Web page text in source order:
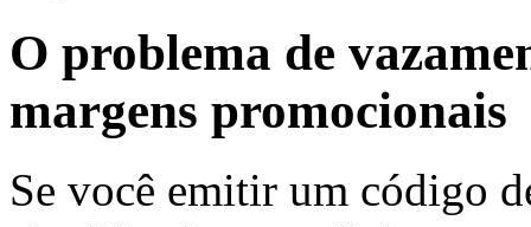
O problema de
margens promocionais
Se você emitir um código